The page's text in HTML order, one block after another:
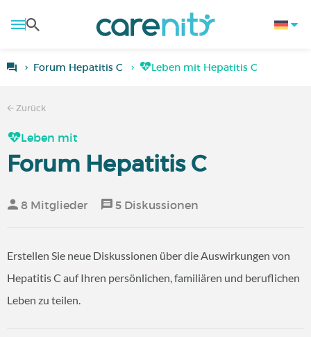
Forum Hepatitis C Leben mit Hepatitis C
Zurück
Leben mit
Forum Hepatitis C
8 Mitglieder 5 Diskussionen
Erstellen Sie neue Diskussionen über die Auswirkungen von
Hepatitis C auf Ihren persönlichen, familiären und beruflichen
Leben zu teilen.